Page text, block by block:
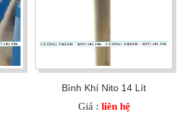
Bình Khí Nito 14 Lít
Giá : liên hệ